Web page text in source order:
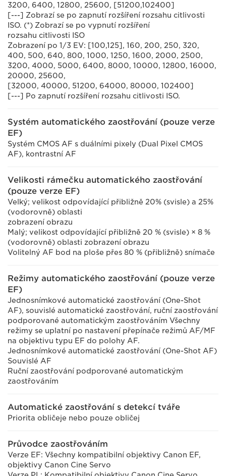
3200, 6400, 12800, 25600, [51200,102400]
[---] Zobrazí se po zapnutí rozšíření rozsahu citlivosti
ISO. (*) Zobrazí se po vypnutí rozšíření
rozsahu citlivosti ISO
Zobrazení po 1/3 EV: [100,125], 160, 200, 250, 320,
400, 500, 640, 800, 1000, 1250, 1600, 2000, 2500,
3200, 4000, 5000, 6400, 8000, 10000, 12800, 16000,
20000, 25600,
[32000, 40000, 51200, 64000, 80000, 102400]
[---] Po zapnutí rozšíření rozsahu citlivosti ISO.
Systém automatického zaostřování (pouze verze
EF)
Systém CMOS AF s duálními pixely (Dual Pixel CMOS
AF), kontrastní AF
Velikosti rámečku automatického zaostřování
(pouze verze EF)
Velký; velikost odpovídající přibližně 20% (svisle) a 25%
(vodorovně) oblasti
zobrazení obrazu
Malý; velikost odpovídající přibližně 20 % (svisle) × 8 %
(vodorovně) oblasti zobrazení obrazu
Volitelný AF bod na ploše přes 80 % (přibližně) snímače
Režimy automatického zaostřování (pouze verze
EF)
Jednosnímkové automatické zaostřování (One-Shot
AF), souvislé automatické zaostřování, ruční zaostřování
podporované automatickým zaostřováním Všechny
režimy se uplatní po nastavení přepínače režimů AF/MF
na objektivu typu EF do polohy AF.
Jednosnímkové automatické zaostřování (One-Shot AF)
Souvislé AF
Ruční zaostřování podporované automatickým
zaostřováním
Automatické zaostřování s detekcí tváře
Priorita obličeje nebo pouze obličej
Průvodce zaostřováním
Verze EF: Všechny kompatibilní objektivy Canon EF,
objektivy Canon Cine Servo